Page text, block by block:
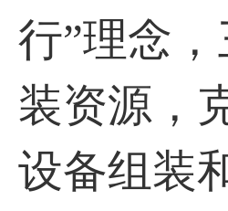
行”理念
装资源，
设备组装